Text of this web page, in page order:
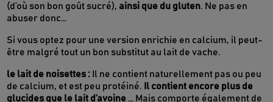
(d’où son bon goût sucré), ainsi que du gluten. Ne pas en
abuser donc…
Si vous optez pour une version enrichie en calcium, il peut-
être malgré tout un bon substitut au lait de vache.
le lait de noisettes : Il ne contient naturellement pas ou peu
de calcium, et est peu protéiné.
Il contient encore plus de
glucides que le lait d’avoine … Mais comporte également de